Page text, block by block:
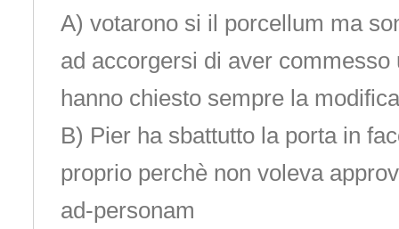
A) votarono si il porcellum ma
ad accorgersi di aver commesso
hanno chiesto sempre la
B) Pier ha sbattutto la porta in
proprio perchè non voleva
ad-personam